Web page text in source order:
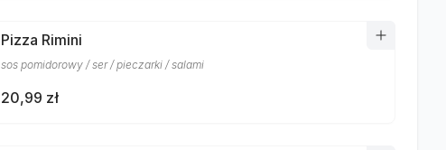
Pizza Rimini
sos pomidorowy / ser / pieczarki / salami
20,99 zł